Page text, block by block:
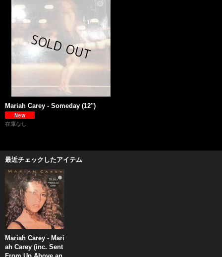
Mariah Carey - Someday (12'')
在庫なし
最近チェックしたアイテム
Mariah Carey - Mari
ah Carey (inc. Sent